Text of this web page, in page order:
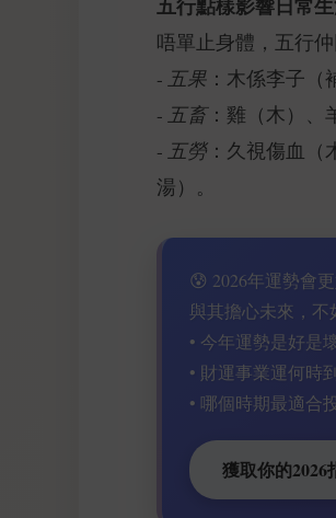
唔單止身體，五行
- 五果 ：木係李子
- 五畜：雞（木）、
- 五勞：久視傷血（
湯）。
😰 2026年運勢會
與其擔心未來，不
• 今年運勢是好是
• 財運事業運何時
• 哪個時期最適合
獲取你的